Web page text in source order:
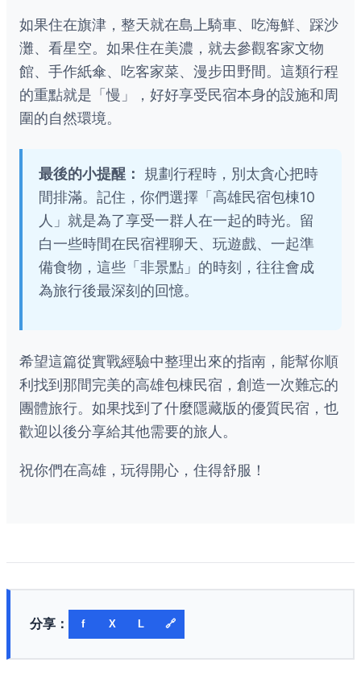
如果住在旗津，整天就在島上騎車、吃海鮮、踩沙
灘、看星空。如果住在美濃，就去參觀客家文物
館、手作紙傘、吃客家菜、漫步田野間。這類行程
的重點就是「慢」，好好享受民宿本身的設施和周
圍的自然環境。
最後的小提醒：
規劃行程時，別太貪心把時
間排滿。記住，你們選擇「高雄民宿包棟10
人」就是為了享受一群人在一起的時光。留
白一些時間在民宿裡聊天、玩遊戲、一起準
備食物，這些「非景點」的時刻，往往會成
為旅行後最深刻的回憶。
希望這篇從實戰經驗中整理出來的指南，能幫你順
利找到那間完美的高雄包棟民宿，創造一次難忘的
團體旅行。如果找到了什麼隱藏版的優質民宿，也
歡迎以後分享給其他需要的旅人。
祝你們在高雄，玩得開心，住得舒服！
分享： f X L 🔗